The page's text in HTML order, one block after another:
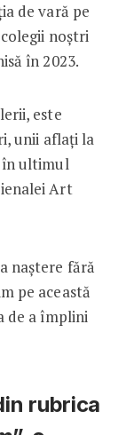
de vară pe
noștri
în 2023.
este
unii aflați la
în ultimul
Art
naștere fără
pe această
de a împlini
rubrica